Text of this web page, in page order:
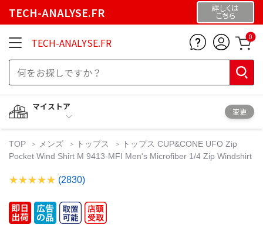
TECH-ANALYSE.FR 詳しくは
こちら
TECH-ANALYSE.FR 0
マイストア
変更
TOP メンズ トップス
トップス CUP&CONE UFO Zip
Pocket Wind Shirt M 9413-MFI Men's Microfiber 1/4 Zip Windshirt
(2830)